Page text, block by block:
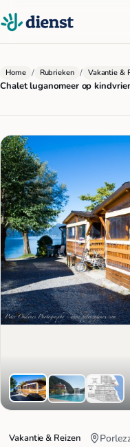
Home / Rubrieken / Vakantie &
Chalet luganomeer op
Vakantie & Reizen